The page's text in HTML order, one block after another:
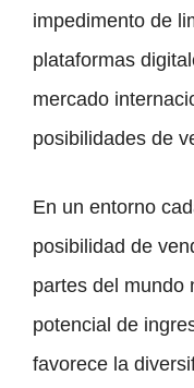
impedimento de
plataformas
mercado
posibilidades de
En un entorno
posibilidad de
partes del mundo
potencial de
favorece la